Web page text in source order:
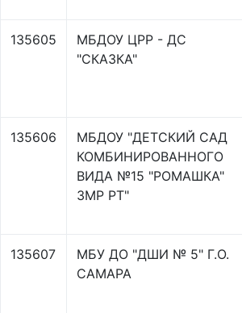
135605
МБДОУ ЦРР - ДС
"СКАЗКА"
135606
МБДОУ "ДЕТСКИЙ САД
КОМБИНИРОВАННОГО
ВИДА №15 "РОМАШКА"
ЗМР РТ"
135607
МБУ ДО "ДШИ № 5" Г.О.
САМАРА